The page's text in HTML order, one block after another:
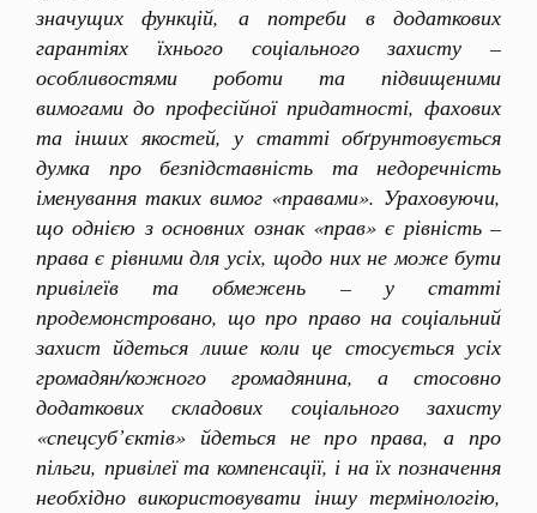
значущих функцій, а потреби в додаткових
гарантіях їхнього соціального захисту –
особливостями роботи та підвищеними
вимогами до професійної придатності, фахових
та інших якостей, у статті обґрунтовується
думка про безпідставність та недоречність
іменування таких вимог «правами». Ураховуючи,
що однією з основних ознак «прав» є рівність –
права є рівними для усіх, щодо них не може бути
привілеїв та обмежень – у статті
продемонстровано, що про право на соціальний
захист йдеться лише коли це стосується усіх
громадян/кожного громадянина, а стосовно
додаткових складових соціального захисту
«спецсуб’єктів» йдеться не про права, а про
пільги, привілеї та компенсації, і на їх позначення
необхідно використовувати іншу термінологію,